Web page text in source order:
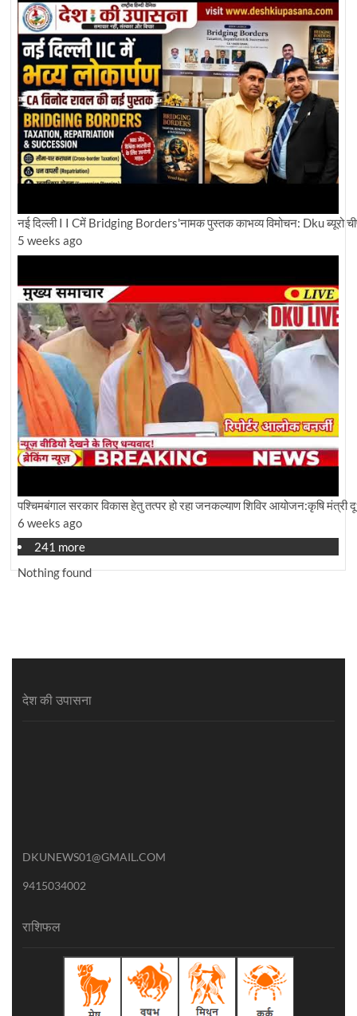
नई दिल्ली I I Cमें Bridging Borders'नामक पुस्तक काभव्य विमोचन: Dku ब्यूरो चीफ
5 weeks ago
पश्चिमबंगाल सरकार विकास हेतु तत्पर हो रहा जनकल्याण शिविर आयोजन:कृषि मंत्री
6 weeks ago
241 more
Nothing found
देश की उपासना
DKUNEWS01@GMAIL.COM
9415034002
राशिफल